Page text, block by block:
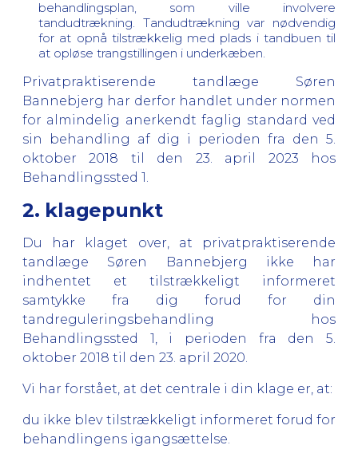
behandlingsplan, som ville involvere
tandudtrækning. Tandudtrækning var nødvendig
for at opnå tilstrækkelig med plads i tandbuen til
at opløse trangstillingen i underkæben.
Privatpraktiserende tandlæge Søren
Bannebjerg har derfor handlet under normen
for almindelig anerkendt faglig standard ved
sin behandling af dig i perioden fra den 5.
oktober 2018 til den 23. april 2023 hos
Behandlingssted 1.
2. klagepunkt
Du har klaget over, at privatpraktiserende
tandlæge Søren Bannebjerg ikke har
indhentet et tilstrækkeligt informeret
samtykke fra dig forud for din
tandreguleringsbehandling hos
Behandlingssted 1, i perioden fra den 5.
oktober 2018 til den 23. april 2020.
Vi har forstået, at det centrale i din klage er, at:
du ikke blev tilstrækkeligt informeret forud for
behandlingens igangsættelse.